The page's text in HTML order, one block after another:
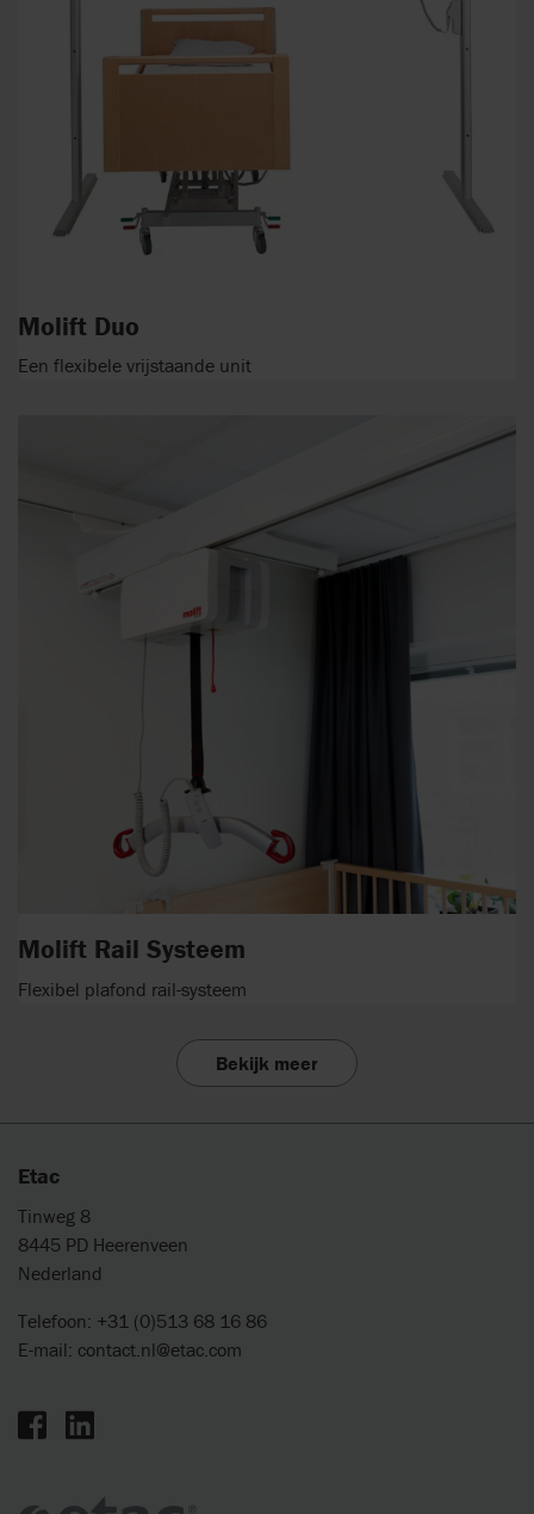
Molift Duo
Een flexibele vrijstaande unit
Molift Rail Systeem
Flexibel plafond rail-systeem
Bekijk meer
Etac
Tinweg 8
8445 PD Heerenveen
Nederland
Telefoon: +31 (0)513 68 16 86
E-mail: contact.nl@etac.com